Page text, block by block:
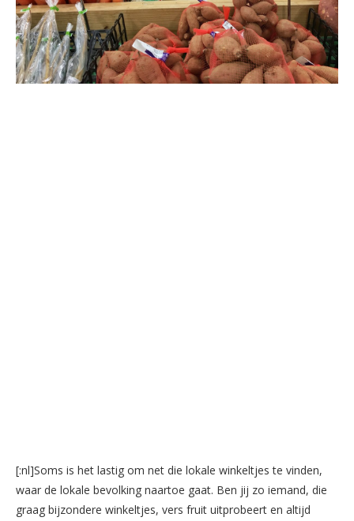
[:nl]Soms is het lastig om net die lokale winkeltjes te vinden,
waar de lokale bevolking naartoe gaat. Ben jij zo iemand, die
graag bijzondere winkeltjes, vers fruit uitprobeert en altijd